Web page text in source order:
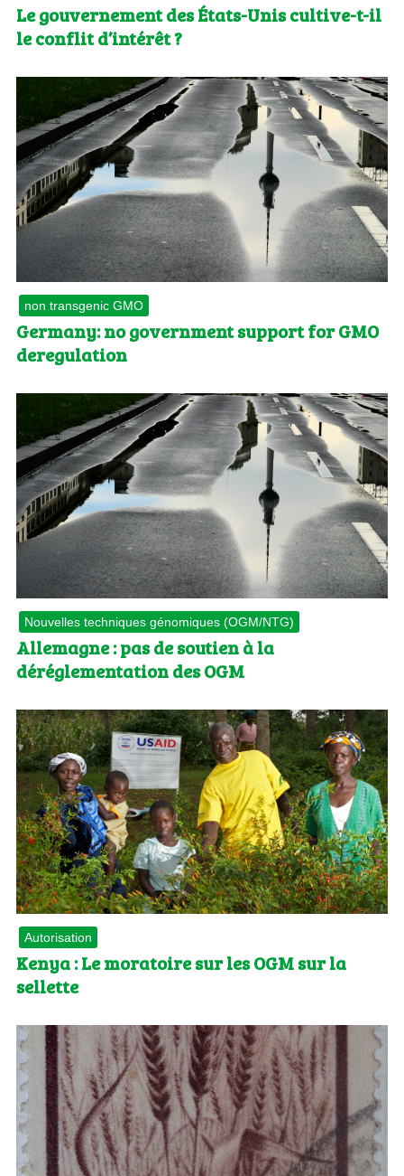
Le gouvernement des États-Unis cultive-t-il
le conflit d’intérêt ?
non transgenic GMO
Germany: no government support for GMO
deregulation
Nouvelles techniques génomiques (OGM/NTG)
Allemagne : pas de soutien à la
déréglementation des OGM
Autorisation
Kenya : Le moratoire sur les OGM sur la
sellette